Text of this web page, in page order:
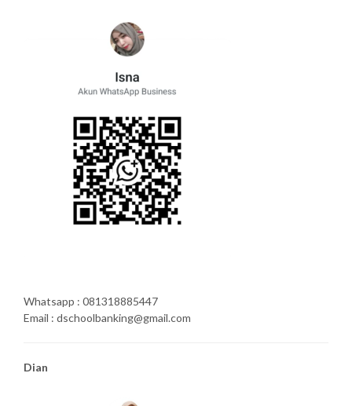
Whatsapp : 081318885447
Email : dschoolbanking@gmail.com
Dian